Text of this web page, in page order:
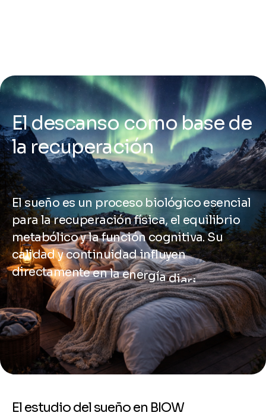
Eldescansocomobasede
la recuperación
Elsueño es un proceso biológico esencial
para larecuperaciónfísica, el equilibrio
metabólicoylafuncióncognitiva.Su
calidadycontinuidadinfluyen
directamenteenlaenergíadiariayenla
c
pa cidaddelorganismoparaadaptarse
alde gaste
El estudio del sueño en BIOW